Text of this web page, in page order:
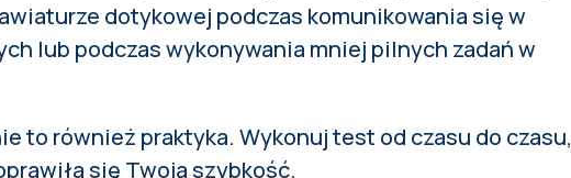
dotykowej podczas komunikowania się w
lub podczas wykonywania mniej pilnych zadań w
to również praktyka. Wykonuj test od czasu do czasu,
się Twoja szybkość.